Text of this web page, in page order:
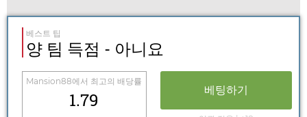
베스트 팁
양 팀 득점 - 아니요
Mansion88에서 최고의 배당률
1.79 베팅하기